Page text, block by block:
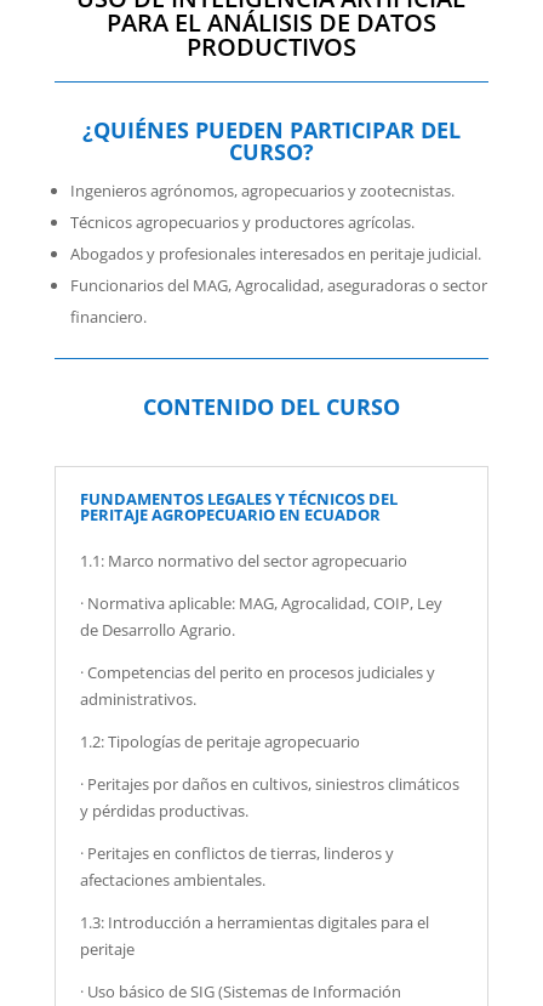
PARA EL ANÁLISIS DE DATOS
PRODUCTIVOS
¿QUIÉNES PUEDEN PARTICIPAR DEL
CURSO?
Ingenieros agrónomos, agropecuarios y zootecnistas.
Técnicos agropecuarios y productores agrícolas.
Abogados y profesionales interesados en peritaje judicial.
Funcionarios del MAG, Agrocalidad, aseguradoras o sector
financiero.
CONTENIDO DEL CURSO
FUNDAMENTOS LEGALES Y TÉCNICOS DEL
PERITAJE AGROPECUARIO EN ECUADOR
1.1: Marco normativo del sector agropecuario
· Normativa aplicable: MAG, Agrocalidad, COIP, Ley
de Desarrollo Agrario.
· Competencias del perito en procesos judiciales y
administrativos.
1.2: Tipologías de peritaje agropecuario
· Peritajes por daños en cultivos, siniestros climáticos
y pérdidas productivas.
· Peritajes en conflictos de tierras, linderos y
afectaciones ambientales.
1.3: Introducción a herramientas digitales para el
peritaje
· Uso básico de SIG (Sistemas de Información